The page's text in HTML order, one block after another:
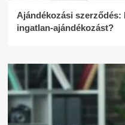
Ajándékozási
ingatlan-ajándékozást?